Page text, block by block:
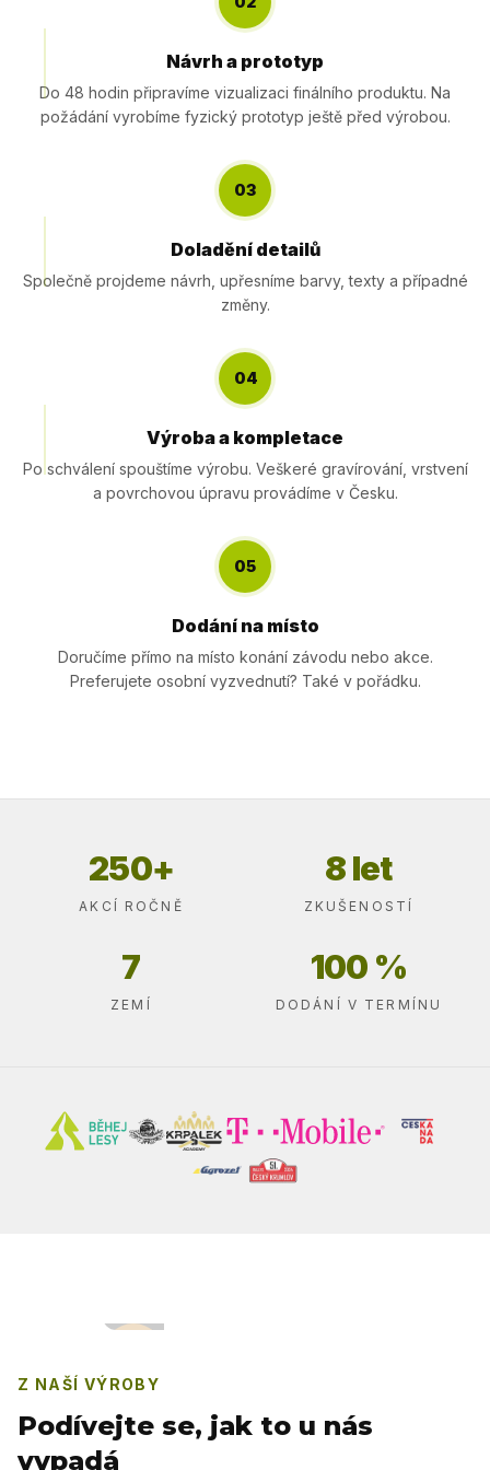
Návrh a prototyp
Do 48 hodin připravíme vizualizaci finálního produktu. Na
požádání vyrobíme fyzický prototyp ještě před výrobou.
03
Doladění detailů
Společně projdeme návrh, upřesníme barvy, texty a případné
změny.
04
Výroba a kompletace
Po schválení spouštíme výrobu. Veškeré gravírování, vrstvení
a povrchovou úpravu provádíme v Česku.
05
Dodání na místo
Doručíme přímo na místo konání závodu nebo akce.
Preferujete osobní vyzvednutí? Také v pořádku.
250+
AKCÍ ROČNĚ
8 let
ZKUŠENOSTÍ
7
ZEMÍ
100 %
DODÁNÍ V TERMÍNU
Z NAŠÍ VÝROBY
Podívejte se, jak to u nás
vypadá